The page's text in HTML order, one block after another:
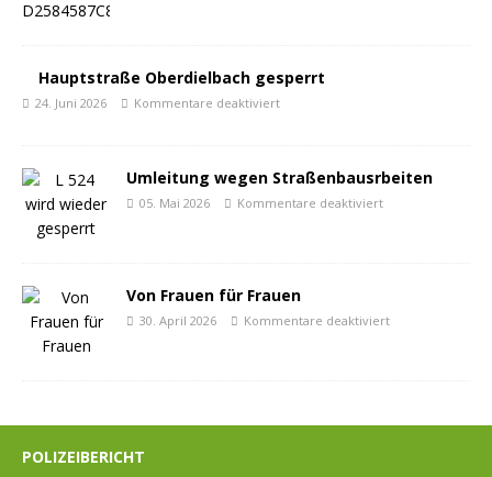
Hauptstraße Oberdielbach gesperrt
24. Juni 2026 Kommentare deaktiviert
Umleitung wegen Straßenbausrbeiten
05. Mai 2026 Kommentare deaktiviert
Von Frauen für Frauen
30. April 2026 Kommentare deaktiviert
POLIZEIBERICHT